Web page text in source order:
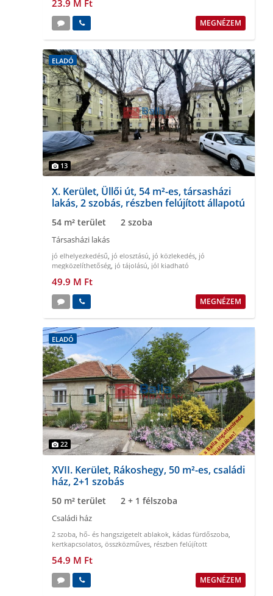
23.9 M Ft
MEGNÉZEM
ELADÓ
13
X. Kerület, Üllői út, 54 m²-es, társasházi
lakás, 2 szobás, részben felújított állapotú
54 m² terület 2 szoba
Társasházi lakás
jó elhelyezkedésű, jó elosztású, jó közlekedés, jó
megközelíthetőség, jó tájolású, jól kiadható
49.9 M Ft
MEGNÉZEM
ELADÓ
22
XVII. Kerület, Rákoshegy, 50 m²-es, családi
ház, 2+1 szobás
50 m² terület 2 + 1 félszoba
Családi ház
2 szoba, hő- és hangszigetelt ablakok, kádas fürdőszoba,
kertkapcsolatos, összközműves, részben felújított
54.9 M Ft
MEGNÉZEM